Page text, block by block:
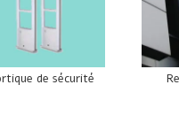
de sécurité